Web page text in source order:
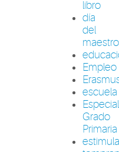
libro
día
del
maestro
Empleo
escuela
Grado
Primaria